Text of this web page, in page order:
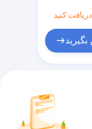
کنید